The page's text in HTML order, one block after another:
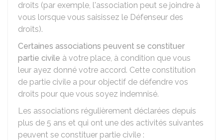
droits (par exemple, l'association peut se joindre à
vous lorsque vous saisissez le Défenseur des
droits).
Certaines associations peuvent se constituer
partie civile à votre place, à condition que vous
leur ayez donné votre accord. Cette constitution
de partie civile a pour objectif de défendre vos
droits pour que vous soyez indemnisé.
Les associations régulièrement déclarées depuis
plus de 5 ans et qui ont une des activités suivantes
peuvent se constituer partie civile :